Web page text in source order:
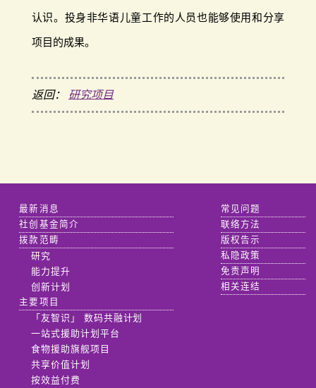
认识。投身非华语儿童工作的人员也能够使用和分享
项目的成果。
返回： 研究项目
最新消息
社创基金简介
拨款范畴
研究
能力提升
创新计划
主要项目
「友智识」 数码共融计划
一站式援助计划平台
食物援助旗舰项目
共享价值计划
按效益付费
常见问题
联络方法
版权告示
私隐政策
免责声明
相关连结